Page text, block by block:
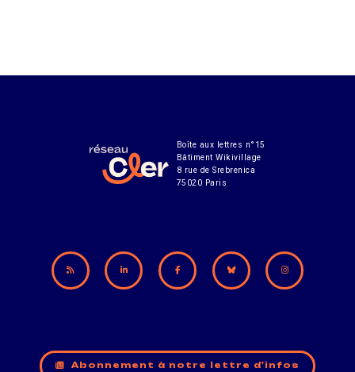
Boîte aux lettres n°15
Bâtiment Wikivillage
8 rue de Srebrenica
75020 Paris
Abonnement à notre lettre d'infos